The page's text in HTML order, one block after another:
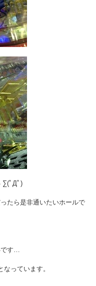
∑(ﾟДﾟ)
たら是非通いたいホールで
です…
っています。